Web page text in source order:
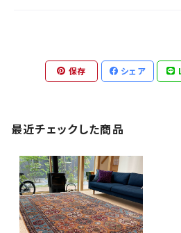
保存 シェア
最近チェックした商品